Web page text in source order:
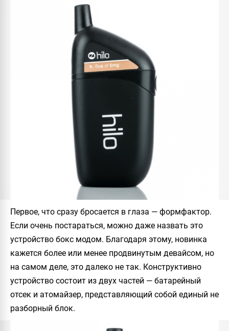
Первое, что сразу бросается в глаза — формфактор.
Если очень постараться, можно даже назвать это
устройство бокс модом. Благодаря этому, новинка
кажется более или менее продвинутым девайсом, но
на самом деле, это далеко не так. Конструктивно
устройство состоит из двух частей — батарейный
отсек и атомайзер, представляющий собой единый не
разборный блок.